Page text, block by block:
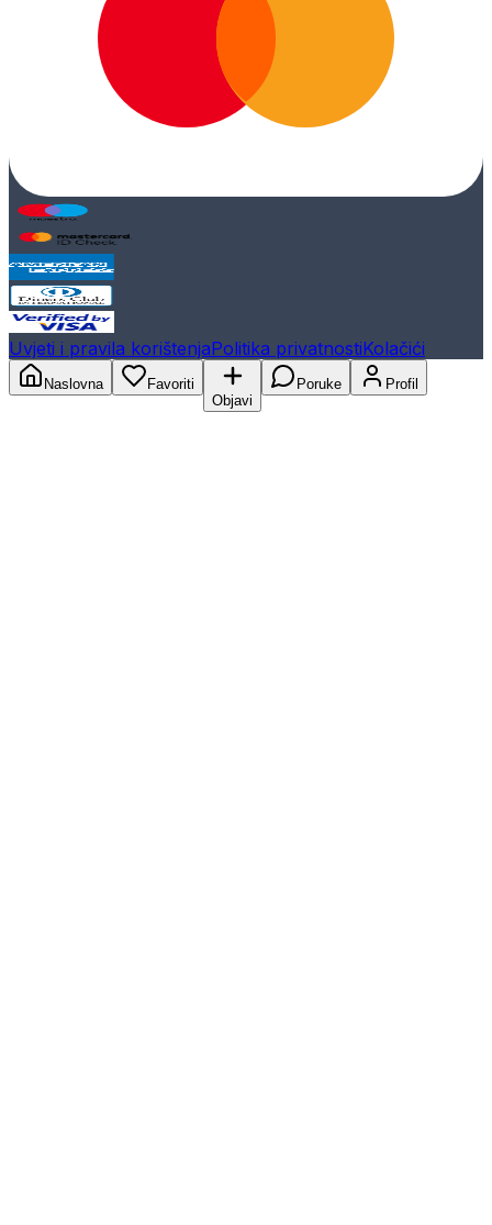
Uvjeti i pravila korištenjaPolitika privatnostiKolačići
Naslovna
Favoriti
Objavi
Poruke Profil